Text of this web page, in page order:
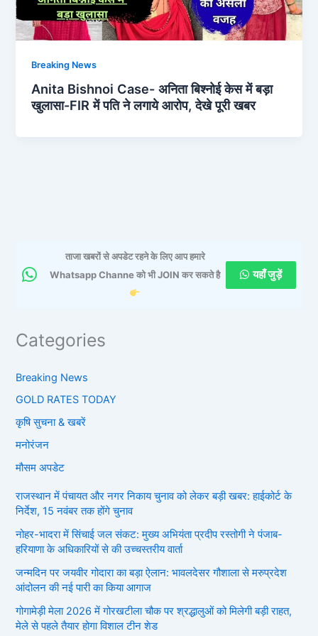
Breaking News
Anita Bishnoi Case- अनिता बिश्नोई केस में बड़ा
खुलासा-FIR में पति ने लगाये आरोप, देखे पूरी खबर
ताजा खबरों से अपडेट रहने के लिए आप हमारे
Whatsapp Channe को भी JOIN कर सकते है
यहाँ जुड़ें
Categories
Breaking News
GOLD RATES TODAY
कृषि सुचना & खबरें
मनोरंजन
मौसम अपडेट
राजस्थान में पंचायत और नगर निकाय चुनाव को लेकर बड़ी खबर: हाईकोर्ट के
निर्देश, 15 नवंबर तक होंगे चुनाव
नोहर-भादरा में सिंचाई जल संकट: मुख्य अभियंता प्रदीप रस्तोगी ने पंजाब-
हरियाणा के अधिकारियों से की उच्चस्तरीय वार्ता
जन्मदिन पर जयवीर गोदारा का बड़ा ऐलान: भावलदेसर गौशाला से मरुप्रदेश
आंदोलन की नई पारी का किया आगाज
गोगामेड़ी मेला 2026 में गोरखटीला चौक पर श्रद्धालुओं को मिलेगी बड़ी राहत,
मेले से पहले तैयार होगा विशाल टीन शेड